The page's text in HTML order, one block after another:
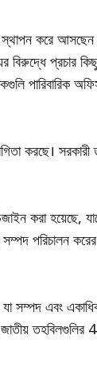
করে আসছেন
বিরুদ্ধে প্রচার
পারিবারিক
করছে।
করা হয়েছে,
পরিচালন
যা সম্পদ এবং
তহবিলগুলির